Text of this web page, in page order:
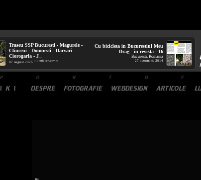
Traseu SSP Bucuresti - Magurele -
Clinceni - Domnesti - Darvari -
Ciorogarla - J...
07 august 2026 / via mtb.kerucov.ro
Cu bicicleta in Bucurestiul Meu
Drag - in revista - 16
Bucuresti, Romania
27 octombrie 2014